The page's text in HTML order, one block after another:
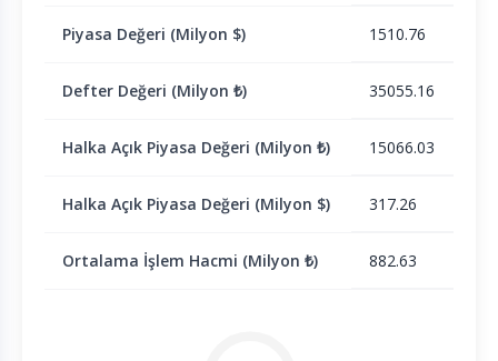
Piyasa Değeri (Milyon $) 1510.76
Defter Değeri (Milyon ₺) 35055.16
Halka Açık Piyasa Değeri (Milyon ₺) 15066.03
Halka Açık Piyasa Değeri (Milyon $) 317.26
Ortalama İşlem Hacmi (Milyon ₺) 882.63